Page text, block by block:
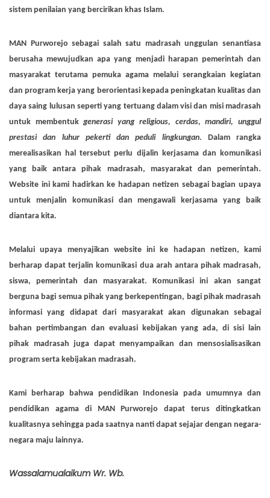
sistem penilaian yang bercirikan khas Islam.
MAN Purworejo sebagai salah satu madrasah unggulan senantiasa
berusaha mewujudkan apa yang menjadi harapan pemerintah dan
masyarakat terutama pemuka agama melalui serangkaian kegiatan
dan program kerja yang berorientasi kepada peningkatan kualitas dan
daya saing lulusan seperti yang tertuang dalam visi dan misi madrasah
untuk membentukgenerasi yang religious, cerdas, mandiri, unggul
prestasi dan luhur pekerti dan peduli lingkungan. Dalam rangka
merealisasikan hal tersebut perlu dijalin kerjasama dan komunikasi
yang baik antara pihak madrasah, masyarakat dan pemerintah.
Website ini kami hadirkan ke hadapan netizen sebagai bagian upaya
untuk menjalin komunikasi dan mengawali kerjasama yang baik
diantara kita.
Melalui upaya menyajikan website ini ke hadapan netizen, kami
berharap dapat terjalin komunikasi dua arah antara pihak madrasah,
siswa, pemerintah dan masyarakat. Komunikasi ini akan sangat
berguna bagi semua pihak yang berkepentingan, bagi pihak madrasah
informasi yang didapat dari masyarakat akan digunakan sebagai
bahan pertimbangan dan evaluasi kebijakan yang ada, di sisi lain
pihak madrasah juga dapat menyampaikan dan mensosialisasikan
program serta kebijakan madrasah.
Kami berharap bahwa pendidikan Indonesia pada umumnya dan
pendidikan agama di MAN Purworejo dapat terus ditingkatkan
kualitasnya sehingga pada saatnya nanti dapat sejajar dengan negara-
negara maju lainnya.
Wassalamualaikum Wr. Wb.